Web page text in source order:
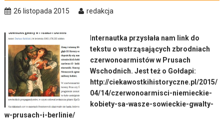
26 listopada 2015 redakcja
Internautka przysłała nam link do
tekstu o wstrząsających zbrodniach
czerwonoarmistów w Prusach
Wschodnich. Jest też o Gołdapi:
http://ciekawostkihistoryczne.pl/2015/
04/14/czerwonoarmisci-niemieckie-
kobiety-sa-wasze-sowieckie-gwalty-
w-prusach-i-berlinie/